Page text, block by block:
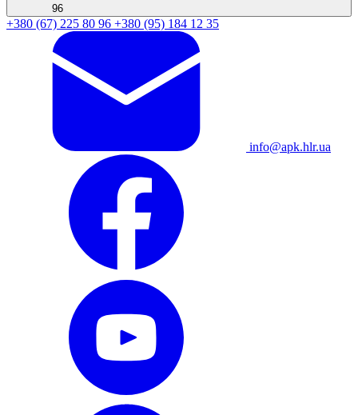
96
+380 (67) 225 80 96 +380 (95) 184 12 35
info@apk.hlr.ua